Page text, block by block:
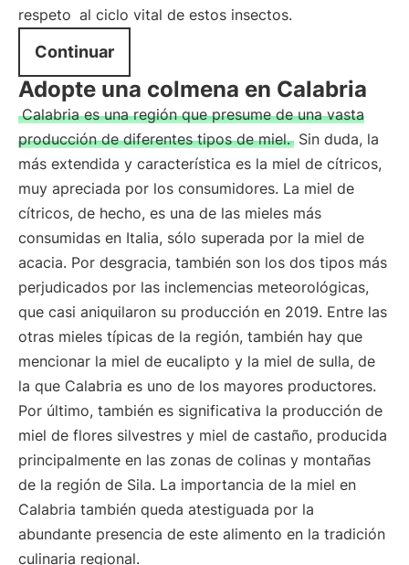
respeto al ciclo vital de estos insectos.
Continuar
Adopte una colmena en Calabria
Calabria es una región que presume de una vasta
producción de diferentes tipos de miel. Sin duda, la
más extendida y característica es la miel de cítricos,
muy apreciada por los consumidores. La miel de
cítricos, de hecho, es una de las mieles más
consumidas en Italia, sólo superada por la miel de
acacia. Por desgracia, también son los dos tipos más
perjudicados por las inclemencias meteorológicas,
que casi aniquilaron su producción en 2019. Entre las
otras mieles típicas de la región, también hay que
mencionar la miel de eucalipto y la miel de sulla, de
la que Calabria es uno de los mayores productores.
Por último, también es significativa la producción de
miel de flores silvestres y miel de castaño, producida
principalmente en las zonas de colinas y montañas
de la región de Sila. La importancia de la miel en
Calabria también queda atestiguada por la
abundante presencia de este alimento en la tradición
culinaria regional.